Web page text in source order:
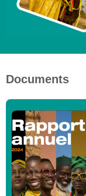
Documents